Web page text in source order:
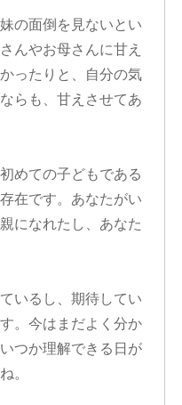
の面倒を見ないとい
んやお母さんに甘え
ったりと、自分の気
らも、甘えさせてあ
めての子どもである
在です。あなたがい
になれたし、あなた
いるし、期待してい
。今はまだよく分か
つか理解できる日が
。